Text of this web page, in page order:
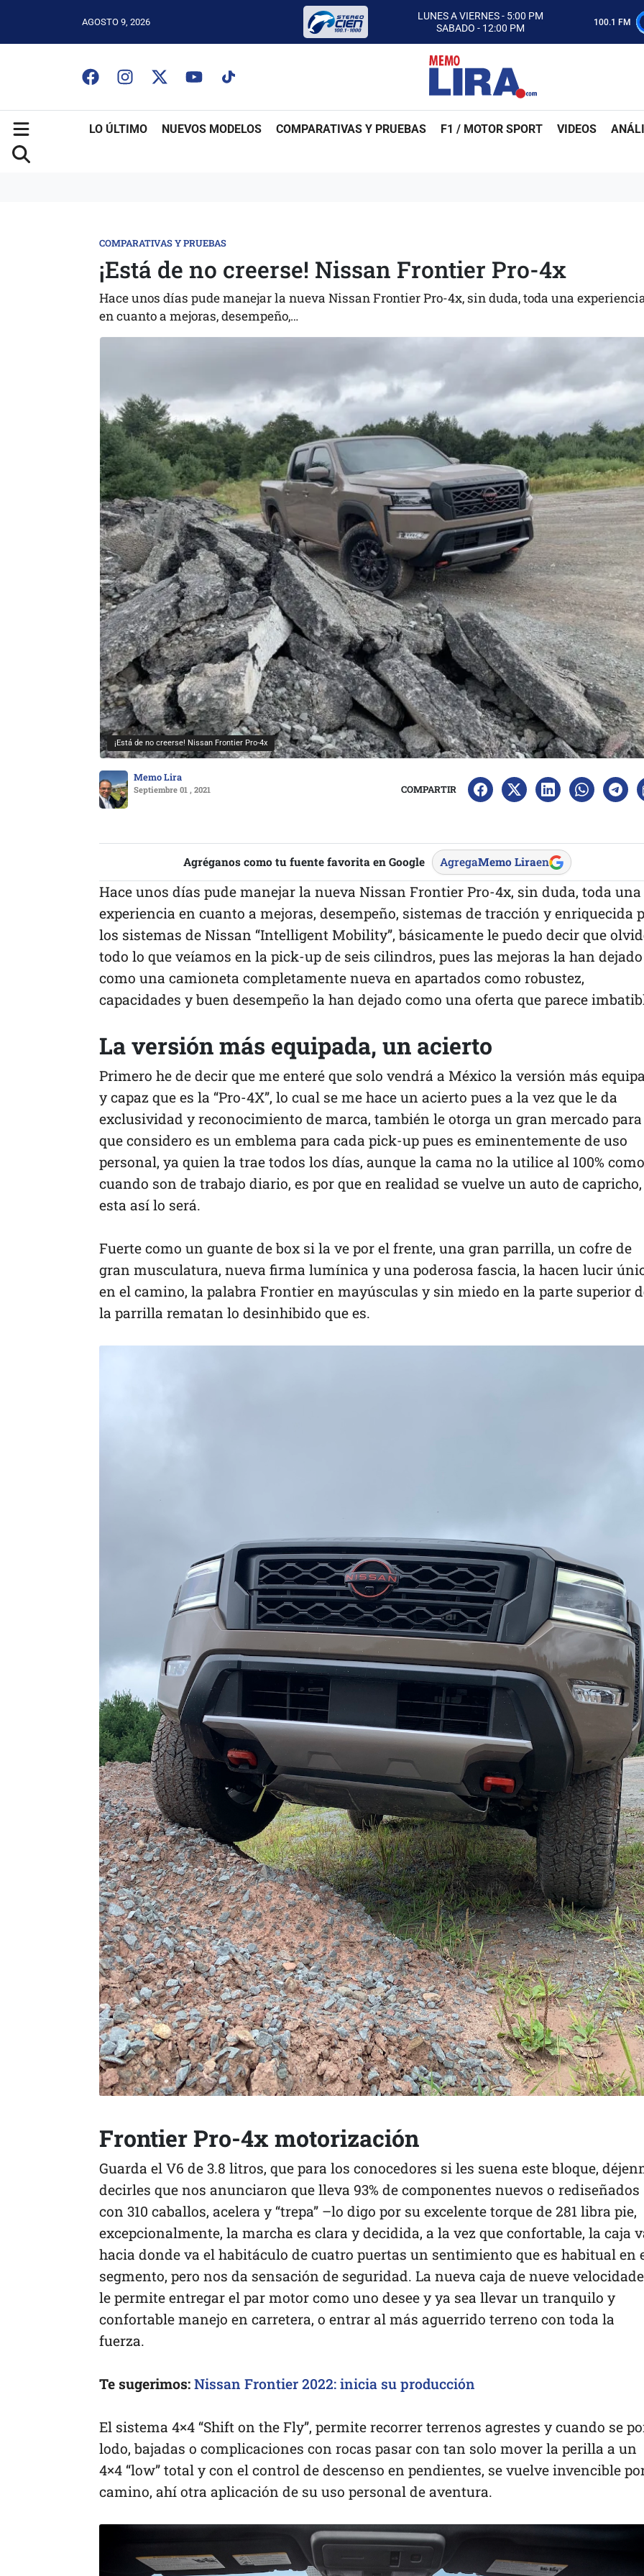
AGOSTO 9, 2026
LUNES A VIERNES - 5:00 PM
SABADO - 12:00 PM
ESCUCHA AUTOS AL CIEN
CON MEMO LIRA Y SU EQUIPO
LUNES A VIERNES - 5:00 PM
SABADO - 12:00 PM
100.1 FM
LO ÚLTIMO NUEVOS MODELOS COMPARATIVAS Y PRUEBAS F1 / MOTOR SPORT VIDEOS
COMPARATIVAS Y PRUEBAS
¡Está de no creerse! Nissan Frontier Pro-4x
Hace unos días pude manejar la nueva Nissan Frontier Pro-4x, sin duda, toda una
en cuanto a mejoras, desempeño,…
¡Está de no creerse! Nissan Frontier Pro-4x
Memo Lira
Septiembre 01 , 2021 COMPARTIR
Agréganos como tu fuente favorita en Google AgregaMemo Liraen
Hace unos días pude manejar la nueva Nissan Frontier Pro-4x, sin duda, toda una
experiencia en cuanto a mejoras, desempeño, sistemas de tracción y enriquecida
los sistemas de Nissan “Intelligent Mobility”, básicamente le puedo decir que
todo lo que veíamos en la pick-up de seis cilindros, pues las mejoras la han dejado
como una camioneta completamente nueva en apartados como robustez,
capacidades y buen desempeño la han dejado como una oferta que parece
La versión más equipada, un acierto
Primero he de decir que me enteré que solo vendrá a México la versión más
y capaz que es la “Pro-4X”, lo cual se me hace un acierto pues a la vez que le da
exclusividad y reconocimiento de marca, también le otorga un gran mercado
que considero es un emblema para cada pick-up pues es eminentemente de uso
personal, ya quien la trae todos los días, aunque la cama no la utilice al 100% como
cuando son de trabajo diario, es por que en realidad se vuelve un auto de
esta así lo será.
Fuerte como un guante de box si la ve por el frente, una gran parrilla, un cofre de
gran musculatura, nueva firma lumínica y una poderosa fascia, la hacen lucir
en el camino, la palabra Frontier en mayúsculas y sin miedo en la parte superior
la parrilla rematan lo desinhibido que es.
Frontier Pro-4x motorización
Guarda el V6 de 3.8 litros, que para los conocedores si les suena este bloque,
decirles que nos anunciaron que lleva 93% de componentes nuevos o rediseñados
con 310 caballos, acelera y “trepa” –lo digo por su excelente torque de 281 libra pie,
excepcionalmente, la marcha es clara y decidida, a la vez que confortable, la caja
hacia donde va el habitáculo de cuatro puertas un sentimiento que es habitual en
segmento, pero nos da sensación de seguridad. La nueva caja de nueve
le permite entregar el par motor como uno desee y ya sea llevar un tranquilo y
confortable manejo en carretera, o entrar al más aguerrido terreno con toda la
fuerza.
Te sugerimos: Nissan Frontier 2022: inicia su producción
El sistema 4×4 “Shift on the Fly”, permite recorrer terrenos agrestes y cuando se
lodo, bajadas o complicaciones con rocas pasar con tan solo mover la perilla a un
4×4 “low” total y con el control de descenso en pendientes, se vuelve invencible
camino, ahí otra aplicación de su uso personal de aventura.